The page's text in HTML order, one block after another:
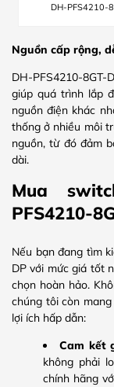
DH-PFS4210-
Nguồn cấp rộng,
DH-PFS4210-
giúp quá trình lắp
nguồn điện khác
thống ở nhiều môi
nguồn, từ đó đảm
dài.
Mua
PFS4210-
Nếu bạn đang tìm
DP với mức giá tốt
chọn hoàn hảo.
chúng tôi còn
lợi ích hấp dẫn:
Cam kết
không phải
chính hãng